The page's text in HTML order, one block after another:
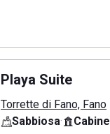
Playa Suite
Torrette di Fano, Fano
Sabbiosa· Cabine